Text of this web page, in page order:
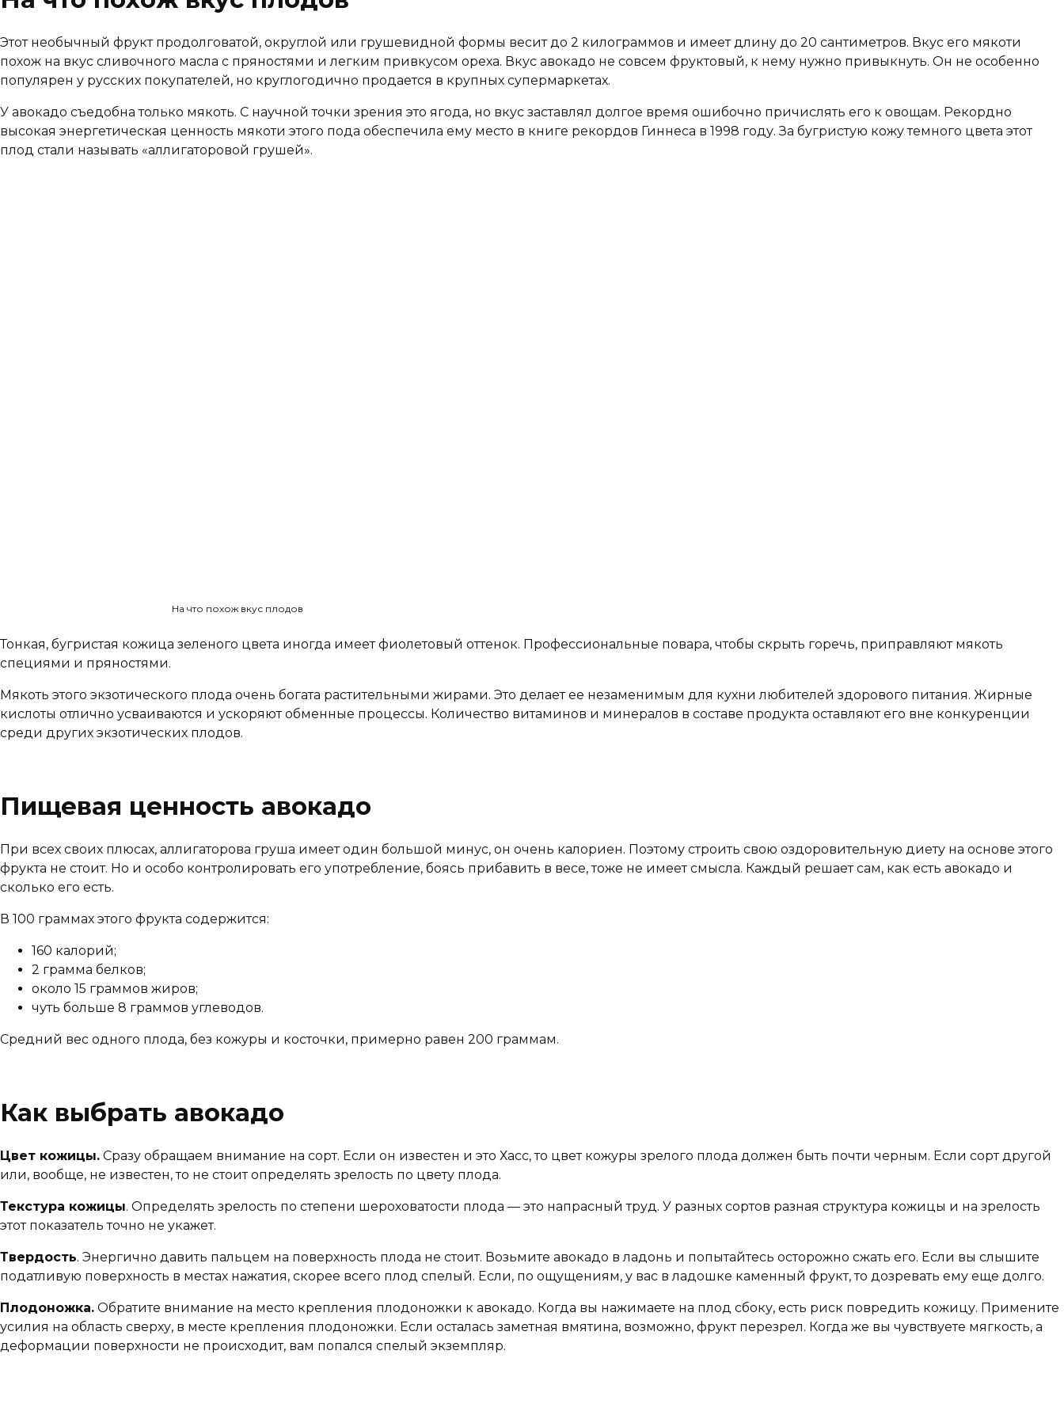
Этот необычный фрукт продолговатой, округлой или грушевидной формы весит до 2 килограммов и имеет длину до 20 сантиметров. Вкус его мякоти
похож на вкус сливочного масла с пряностями и легким привкусом ореха. Вкус авокадо не совсем фруктовый, к нему нужно привыкнуть. Он не особенно
популярен у русских покупателей, но круглогодично продается в крупных супермаркетах.
У авокадо съедобна только мякоть. С научной точки зрения это ягода, но вкус заставлял долгое время ошибочно причислять его к овощам. Рекордно
высокая энергетическая ценность мякоти этого пода обеспечила ему место в книге рекордов Гиннеса в 1998 году. За бугристую кожу темного цвета этот
плод стали называть «аллигаторовой грушей».
На что похож вкус плодов
Тонкая, бугристая кожица зеленого цвета иногда имеет фиолетовый оттенок. Профессиональные повара, чтобы скрыть горечь, приправляют мякоть
специями и пряностями.
Мякоть этого экзотического плода очень богата растительными жирами. Это делает ее незаменимым для кухни любителей здорового питания. Жирные
кислоты отлично усваиваются и ускоряют обменные процессы. Количество витаминов и минералов в составе продукта оставляют его вне конкуренции
среди других экзотических плодов.
Пищевая ценность авокадо
При всех своих плюсах, аллигаторова груша имеет один большой минус, он очень калориен. Поэтому строить свою оздоровительную диету на основе этого
фрукта не стоит. Но и особо контролировать его употребление, боясь прибавить в весе, тоже не имеет смысла. Каждый решает сам, как есть авокадо и
сколько его есть.
В 100 граммах этого фрукта содержится:
160 калорий;
2 грамма белков;
около 15 граммов жиров;
чуть больше 8 граммов углеводов.
Средний вес одного плода, без кожуры и косточки, примерно равен 200 граммам.
Как выбрать авокадо
Цвет кожицы. Сразу обращаем внимание на сорт. Если он известен и это Хасс, то цвет кожуры зрелого плода должен быть почти черным. Если сорт другой
или, вообще, не известен, то не стоит определять зрелость по цвету плода.
Текстура кожицы. Определять зрелость по степени шероховатости плода — это напрасный труд. У разных сортов разная структура кожицы и на зрелость
этот показатель точно не укажет.
Твердость. Энергично давить пальцем на поверхность плода не стоит. Возьмите авокадо в ладонь и попытайтесь осторожно сжать его. Если вы слышите
податливую поверхность в местах нажатия, скорее всего плод спелый. Если, по ощущениям, у вас в ладошке каменный фрукт, то дозревать ему еще долго.
Плодоножка. Обратите внимание на место крепления плодоножки к авокадо. Когда вы нажимаете на плод сбоку, есть риск повредить кожицу. Примените
усилия на область сверху, в месте крепления плодоножки. Если осталась заметная вмятина, возможно, фрукт перезрел. Когда же вы чувствуете мягкость, а
деформации поверхности не происходит, вам попался спелый экземпляр.